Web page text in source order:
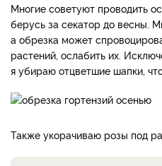
Многие советуют проводить
берусь за секатор до весны.
а обрезка может
растений, ослабить их.
я убираю отцветшие шапки,
Также укорачиваю розы под